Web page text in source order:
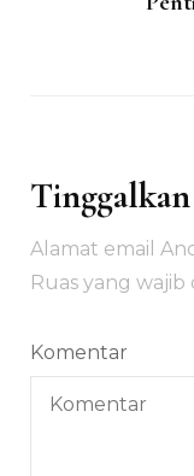
Alamat email
Ruas yang wajib
Komentar